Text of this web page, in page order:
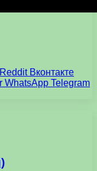
Reddit Вконтакте
WhatsApp Telegram